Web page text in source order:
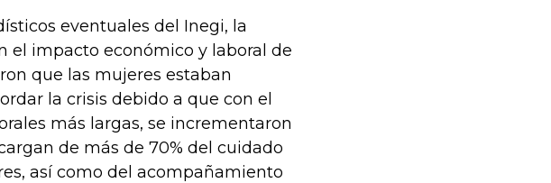
eventuales del Inegi, la
el impacto económico y laboral de
que las mujeres estaban
la crisis debido a que con el
más largas, se incrementaron
de más de 70% del cuidado
así como del acompañamiento